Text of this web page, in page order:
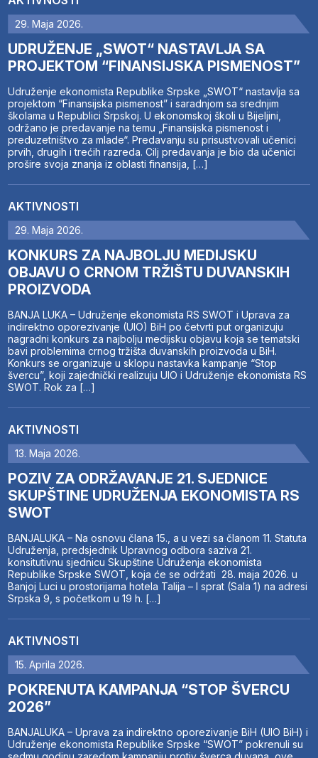
29. Maja 2026.
UDRUŽENJE „SWOT“ NASTAVLJA SA
PROJEKTOM “FINANSIJSKA PISMENOST”
Udruženje ekonomista Republike Srpske „SWOT“ nastavlja sa
projektom “Finansijska pismenost” i saradnjom sa srednjim
školama u Republici Srpskoj. U ekonomskoj školi u Bijeljini,
održano je predavanje na temu „Finansijska pismenost i
preduzetništvo za mlade“. Predavanju su prisustvovali učenici
prvih, drugih i trećih razreda. Cilj predavanja je bio da učenici
prošire svoja znanja iz oblasti finansija, […]
AKTIVNOSTI
29. Maja 2026.
KONKURS ZA NAJBOLJU MEDIJSKU
OBJAVU O CRNOM TRŽIŠTU DUVANSKIH
PROIZVODA
BANJA LUKA – Udruženje ekonomista RS SWOT i Uprava za
indirektno oporezivanje (UIO) BiH po četvrti put organizuju
nagradni konkurs za najbolju medijsku objavu koja se tematski
bavi problemima crnog tržišta duvanskih proizvoda u BiH.
Konkurs se organizuje u sklopu nastavka kampanje “Stop
švercu”, koji zajednički realizuju UIO i Udruženje ekonomista RS
SWOT. Rok za […]
AKTIVNOSTI
13. Maja 2026.
POZIV ZA ODRŽAVANJE 21. SJEDNICE
SKUPŠTINE UDRUŽENJA EKONOMISTA RS
SWOT
BANJALUKA – Na osnovu člana 15., a u vezi sa članom 11. Statuta
Udruženja, predsjednik Upravnog odbora saziva 21.
konsitutivnu sjednicu Skupštine Udruženja ekonomista
Republike Srpske SWOT, koja će se održati 28. maja 2026. u
Banjoj Luci u prostorijama hotela Talija – I sprat (Sala 1) na adresi
Srpska 9, s početkom u 19 h. […]
AKTIVNOSTI
15. Aprila 2026.
POKRENUTA KAMPANJA “STOP ŠVERCU
2026”
BANJALUKA – Uprava za indirektno oporezivanje BiH (UIO BiH) i
Udruženje ekonomista Republike Srpske “SWOT” pokrenuli su